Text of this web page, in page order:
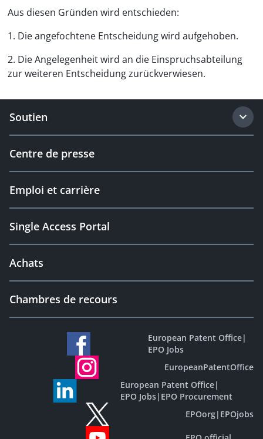
Aus diesen Gründen wird entschieden:
1. Die angefochtene Entscheidung wird aufgehoben.
2. Die Angelegenheit wird an die Einspruchsabteilung
zur weiteren Entscheidung zurückverwiesen.
Soutien
Centre de presse
Emploi et carrière
Single Access Portal
Achats
Chambres de recours
European Patent Office|
EPO Jobs
EuropeanPatentOffice
European Patent Office|
EPO Jobs| EPO Procurement
EPOorg| EPOjobs